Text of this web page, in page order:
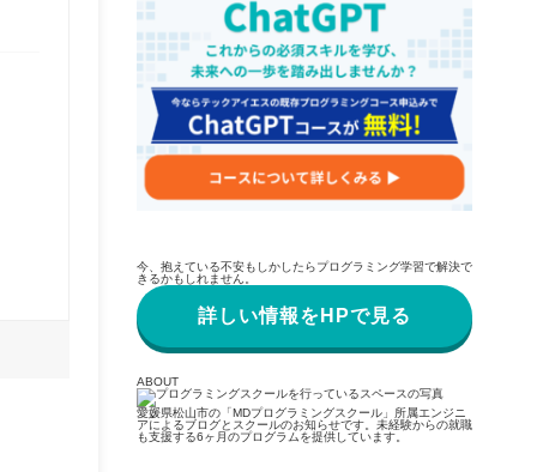
今、抱えている不安もしかしたらプログラミング学習で解決で
きるかもしれません。
詳しい情報をHPで見る
ABOUT
愛媛県松山市の「MDプログラミングスクール」所属エンジニ
アによるブログとスクールのお知らせです。未経験からの就職
も支援する6ヶ月のプログラムを提供しています。